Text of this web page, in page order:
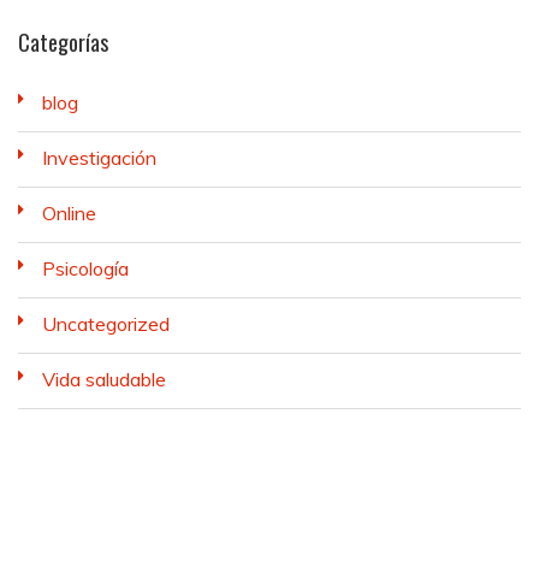
Categorías
blog
Investigación
Online
Psicología
Uncategorized
Vida saludable